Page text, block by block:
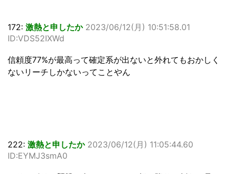
172: 激熱と申したか 2023/06/12(月) 10:51:58.01
ID:VDS52IXWd
信頼度77%が最高って確定系が出ないと外れてもおかしく
ないリーチしかないってことやん
222: 激熱と申したか 2023/06/12(月) 11:05:44.60
ID:EYMJ3smA0